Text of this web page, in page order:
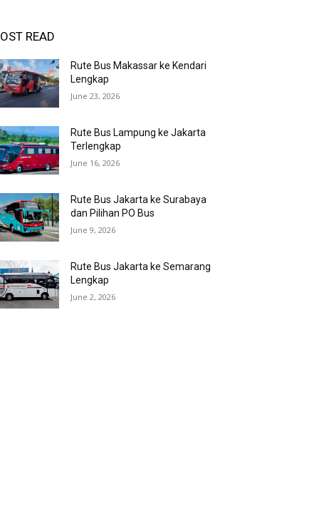
READ
Rute Bus Makassar ke Kendari
Lengkap
June 23, 2026
Rute Bus Lampung ke Jakarta
Terlengkap
June 16, 2026
Rute Bus Jakarta ke Surabaya
dan Pilihan PO Bus
June 9, 2026
Rute Bus Jakarta ke Semarang
Lengkap
June 2, 2026